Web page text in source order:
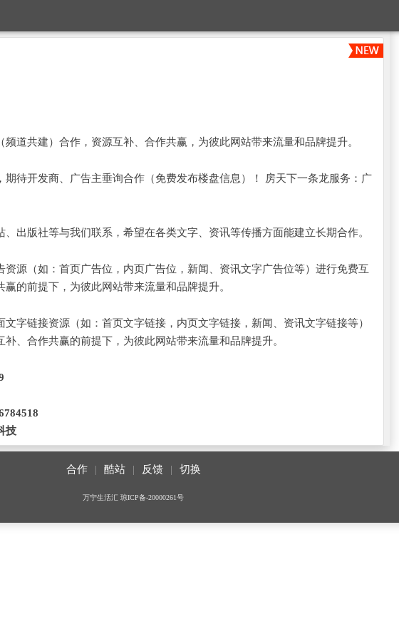
频道共建）合作，资源互补、合作共赢，为彼此网站带来流量和品牌提升。
期待开发商、广告主垂询合作（免费发布楼盘信息）！ 房天下一条龙服务：广
、出版社等与我们联系，希望在各类文字、资讯等传播方面能建立长期合作。
资源（如：首页广告位，内页广告位，新闻、资讯文字广告位等）进行免费互
的前提下，为彼此网站带来流量和品牌提升。
文字链接资源（如：首页文字链接，内页文字链接，新闻、资讯文字链接等）
、合作共赢的前提下，为彼此网站带来流量和品牌提升。
技
合作 | 酷站 | 反馈 | 切换
万宁生活汇 琼ICP备-20000261号